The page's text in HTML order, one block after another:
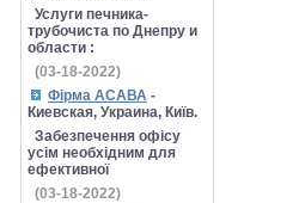
Услуги печника-
трубочиста по Днепру и
области :
(03-18-2022)
Фірма АСАВА -
Киевская, Украина, Київ.
Забезпечення офісу
усім необхідним для
ефективної
(03-18-2022)